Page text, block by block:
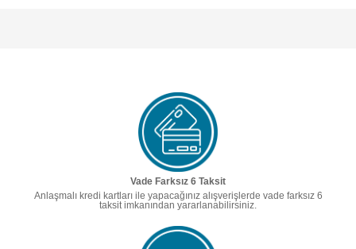
Vade Farksız 6 Taksit
Anlaşmalı kredi kartları ile yapacağınız alışverişlerde vade farksız 6
taksit imkanından yararlanabilirsiniz.